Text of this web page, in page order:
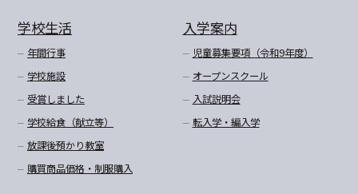
学校生活
年間行事
学校施設
受賞しました
学校給食（献立等）
放課後預かり教室
購買商品価格・制服購入
入学案内
児童募集要項（令和9年度）
オープンスクール
入試説明会
転入学・編入学